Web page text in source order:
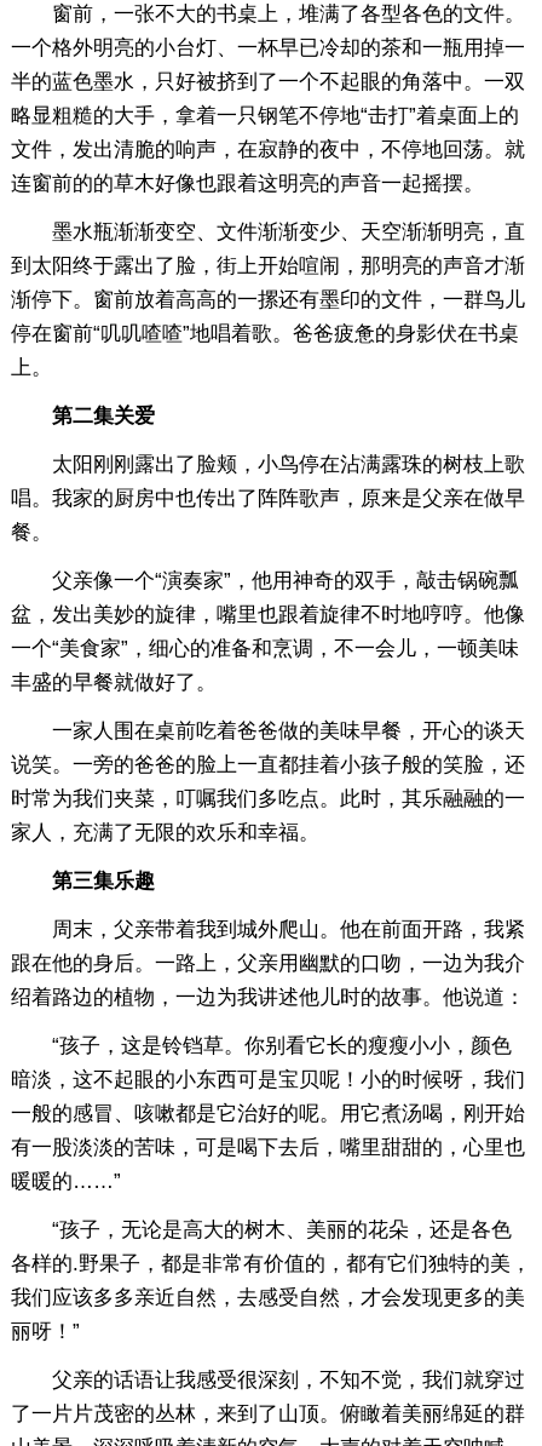
窗前，一张不大的书桌上，堆满了各型各色的文件。
一个格外明亮的小台灯、一杯早已冷却的茶和一瓶用掉一
半的蓝色墨水，只好被挤到了一个不起眼的角落中。一双
略显粗糙的大手，拿着一只钢笔不停地“击打”着桌面上的
文件，发出清脆的响声，在寂静的夜中，不停地回荡。就
连窗前的的草木好像也跟着这明亮的声音一起摇摆。
墨水瓶渐渐变空、文件渐渐变少、天空渐渐明亮，直
到太阳终于露出了脸，街上开始喧闹，那明亮的声音才渐
渐停下。窗前放着高高的一摞还有墨印的文件，一群鸟儿
停在窗前“叽叽喳喳”地唱着歌。爸爸疲惫的身影伏在书桌
上。
第二集关爱
太阳刚刚露出了脸颊，小鸟停在沾满露珠的树枝上歌
唱。我家的厨房中也传出了阵阵歌声，原来是父亲在做早
餐。
父亲像一个“演奏家”，他用神奇的双手，敲击锅碗瓢
盆，发出美妙的旋律，嘴里也跟着旋律不时地哼哼。他像
一个“美食家”，细心的准备和烹调，不一会儿，一顿美味
丰盛的早餐就做好了。
一家人围在桌前吃着爸爸做的美味早餐，开心的谈天
说笑。一旁的爸爸的脸上一直都挂着小孩子般的笑脸，还
时常为我们夹菜，叮嘱我们多吃点。此时，其乐融融的一
家人，充满了无限的欢乐和幸福。
第三集乐趣
周末，父亲带着我到城外爬山。他在前面开路，我紧
跟在他的身后。一路上，父亲用幽默的口吻，一边为我介
绍着路边的植物，一边为我讲述他儿时的故事。他说道：
“孩子，这是铃铛草。你别看它长的瘦瘦小小，颜色
暗淡，这不起眼的小东西可是宝贝呢！小的时候呀，我们
一般的感冒、咳嗽都是它治好的呢。用它煮汤喝，刚开始
有一股淡淡的苦味，可是喝下去后，嘴里甜甜的，心里也
暖暖的……”
“孩子，无论是高大的树木、美丽的花朵，还是各色
各样的.野果子，都是非常有价值的，都有它们独特的美，
我们应该多多亲近自然，去感受自然，才会发现更多的美
丽呀！”
父亲的话语让我感受很深刻，不知不觉，我们就穿过
了一片片茂密的丛林，来到了山顶。俯瞰着美丽绵延的群